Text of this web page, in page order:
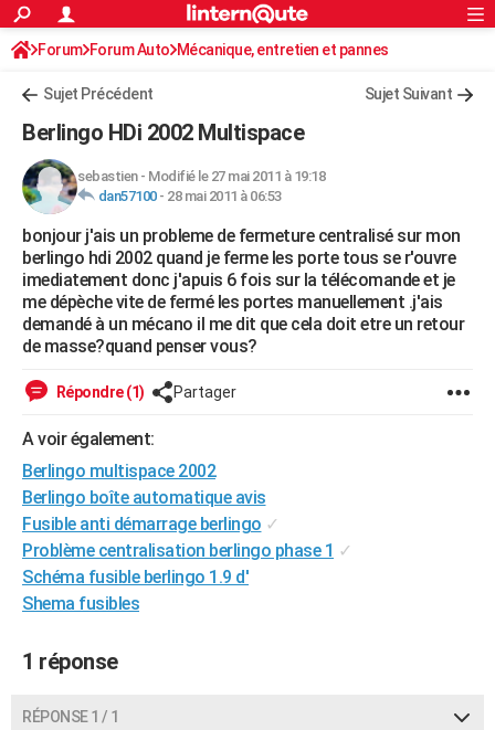
ACTUALITÉS
Politique
Société
Faits Divers
Education
Monde
Villes
+
FINANCE
Retraite
Impôts
Epargne
Immobilier
Risques naturels par ville
Banque
Assurance
Crédit
AUTO
Essais
Réserver un essai
Citadines
Berlines
SUV
Forum auto
+HIGH-TECH
Mobiles
Meilleur smartphone
Internet
Ordinateurs
Jeux vidéo
Guide high-tech
+BRICOLAGE
Forum
Aménagement intérieur
Extérieur
Cuisine
Salle de bains
Jardinage
Rangement
WEEK-END
Guides de France
Escapades
Patrimoine
Expositions
Musées
Week-end nature
LIFESTYLE
SANTE
Alimentation
Guide de la santé
Maladies
Médicaments
Sommeil
VOYAGE
Destinations
City break
Voyage nature
Voyage de noces
Forum
Climat
+PHOTO
GUIDES D'ACHAT
BONS PLANS
CARTE DE VOEUX
Rechercher
S'inscrire
Connexion
Forum Forum Auto Mécanique, entretien et pannes
Sujet Précédent Sujet Suivant
Berlingo HDi 2002 Multispace
sebastien- Modifié le 27 mai 2011 à 19:18
dan57100- 28 mai 2011 à 06:53
bonjour j'ais un probleme de fermeture centralisé sur mon
berlingo hdi 2002 quand je ferme les porte tous se r'ouvre
imediatement donc j'apuis 6 fois sur la télécomande et je
me dépèche vite de fermé les portes manuellement .j'ais
demandé à un mécano il me dit que cela doit etre un retour
de masse?quand penser vous?
Répondre (1) Partager
A voir également:
Berlingo multispace 2002
Berlingo boîte automatique avis
Fusible anti démarrage berlingo ✓
Problème centralisation berlingo phase 1 ✓
Schéma fusible berlingo 1.9 d'
Shema fusibles
1 réponse
RÉPONSE 1 / 1